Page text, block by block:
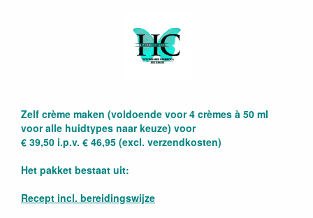
Zelf crème maken (voldoende voor 4 crèmes à 50 ml
voor alle huidtypes naar keuze) voor
€ 39,50 i.p.v. € 46,95 (excl. verzendkosten)
Het pakket bestaat uit:
Recept incl. bereidingswijze